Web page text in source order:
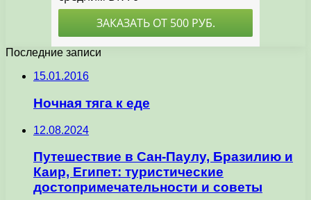
Последние записи
15.01.2016
Ночная тяга к еде
12.08.2024
Путешествие в Сан-Паулу, Бразилию и
Каир, Египет: туристические
достопримечательности и советы